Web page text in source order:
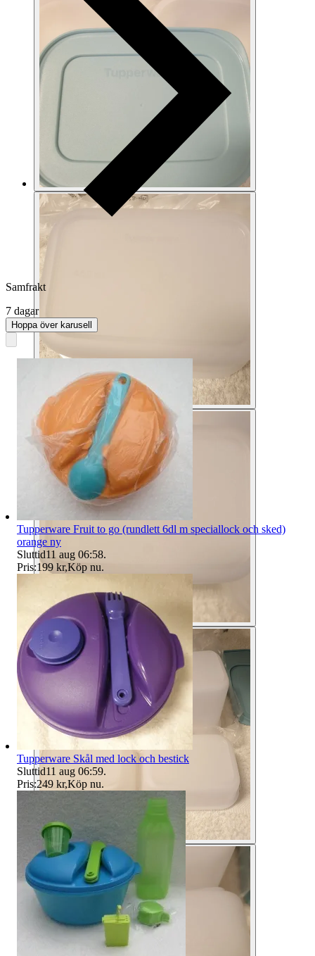
Samfrakt
7 dagar
Hoppa över karusell
Tupperware Fruit to go (rundlett 6dl m speciallock och sked)
orange ny
Sluttid11 aug 06:58.
Pris:199 kr,Köp nu.
Tupperware Skål med lock och bestick
Sluttid11 aug 06:59.
Pris:249 kr,Köp nu.